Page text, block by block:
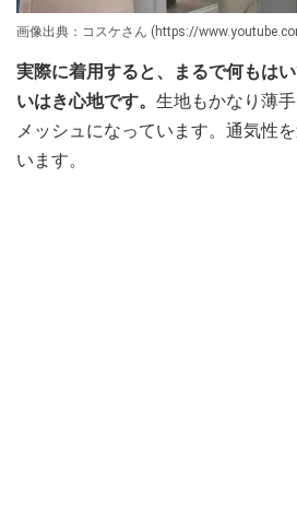
画像出典：コスケさん (https://
実際に着用すると、まるで何もは
いはき心地です。 生地もかなり薄
メッシュになっています。通気性
います。